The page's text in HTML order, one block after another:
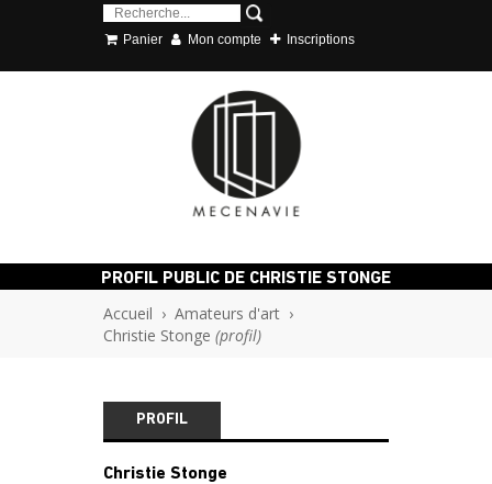
Panier Mon compte Inscriptions
PROFIL PUBLIC DE CHRISTIE STONGE
Accueil › Amateurs d'art ›
Christie Stonge (profil)
PROFIL
Christie Stonge